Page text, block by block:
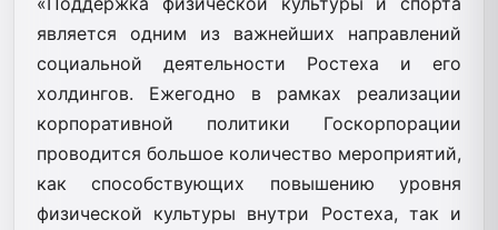
является одним из важнейших направлений
социальной деятельности Ростеха и его
холдингов. Ежегодно в рамках реализации
корпоративной политики Госкорпорации
проводится большое количество мероприятий,
как способствующих повышению уровня
физической культуры внутри Ростеха, так и